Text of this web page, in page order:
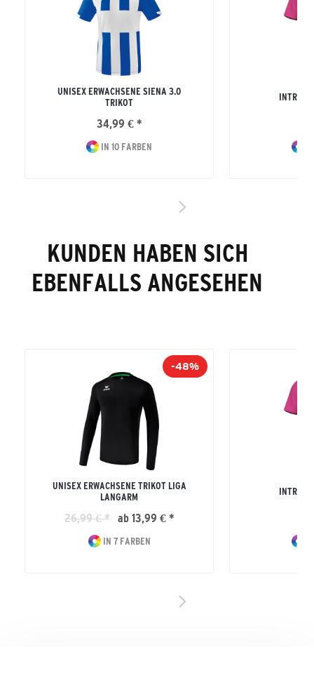
UNISEX ERWACHSENE SIENA 3.0
TRIKOT
34,99 € *
IN 10 FARBEN
INTRO
KUNDEN HABEN SICH
EBENFALLS ANGESEHEN
-48%
UNISEX ERWACHSENE TRIKOT LIGA
LANGARM
26,99 € * ab 13,99 € *
IN 7 FARBEN
INTRO